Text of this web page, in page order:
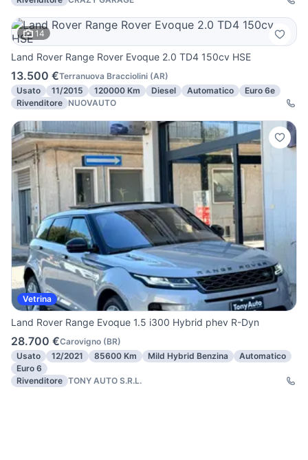
14
Land Rover Range Rover Evoque 2.0 TD4 150cv HSE
13.500 €Terranuova Bracciolini (AR)
Usato
11/2015 120000 Km Diesel Automatico
Euro 6e
Rivenditore NUOVAUTO
Vetrina
Land Rover Range Evoque 1.5 i300 Hybrid phev R-Dyn
28.700 €Carovigno (BR)
Usato
12/2021 85600 Km Mild Hybrid Benzina
Automatico
Euro 6
Rivenditore TONY AUTO S.R.L.